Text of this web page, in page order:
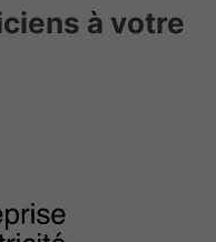
à votre